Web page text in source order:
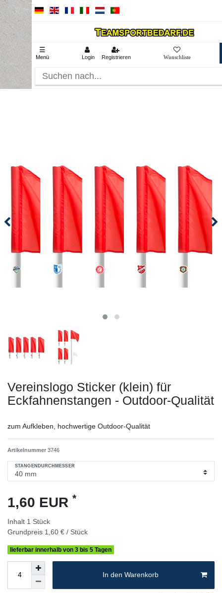
☰
Menü Login Registrieren
Vereinslogo Sticker (klein) für
Eckfahnenstangen - Outdoor-Qualität
zum Aufkleben, hochwertige Outdoor-Qualität
Artikelnummer 3746
STANGENDURCHMESSER
1,60 EUR *
Inhalt 1 Stück
Grundpreis 1,60 € / Stück
lieferbar innerhalb von 3 bis 5 Tagen
In den Warenkorb